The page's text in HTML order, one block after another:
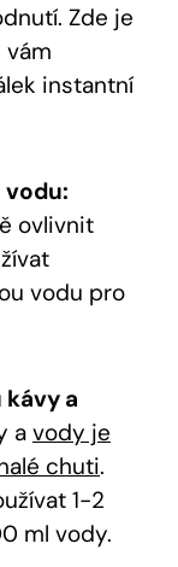
Zde je
instantní
ovlivnit
vodu pro
a
avody je
chuti.
1-2
ml vody.